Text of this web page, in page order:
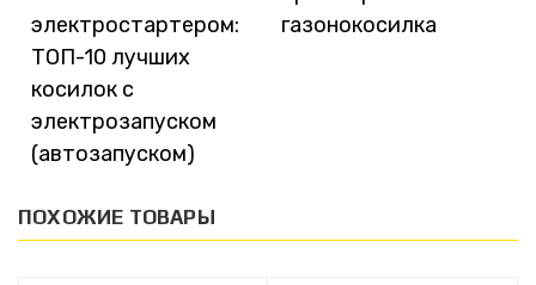
электростартером:
ТОП-10 лучших
косилок с
электрозапуском
(автозапуском)
газонокосилка
ПОХОЖИЕ ТОВАРЫ